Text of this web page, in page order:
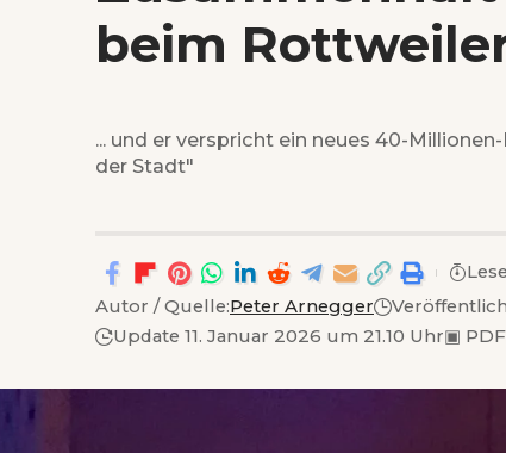
beim
... und er verspricht ein neues 40-
der Stadt"
Autor / Quelle:Peter Arnegger
Update 11. Januar 2026 um 21.10 Uhr▣